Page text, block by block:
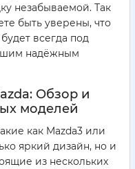
незабываемой. Так
быть уверены, что
всегда под
надёжным
Обзор и
моделей
как Mazda3 или
яркий дизайн, но и
из нескольких